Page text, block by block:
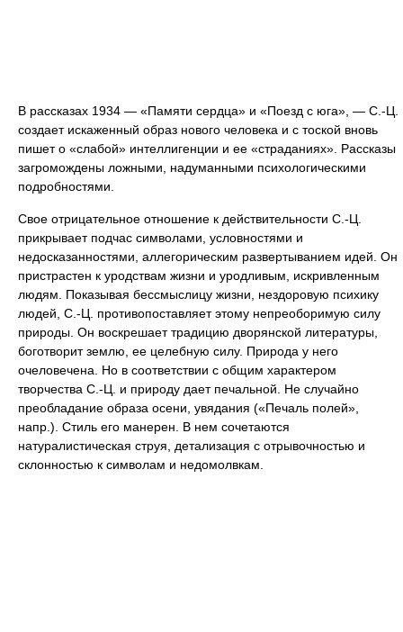
В рассказах 1934 — «Памяти сердца» и «Поезд с юга», — С.-Ц.
создает искаженный образ нового человека и с тоской вновь
пишет о «слабой» интеллигенции и ее «страданиях». Рассказы
загромождены ложными, надуманными психологическими
подробностями.
Свое отрицательное отношение к действительности С.-Ц.
прикрывает подчас символами, условностями и
недосказанностями, аллегорическим развертыванием идей. Он
пристрастен к уродствам жизни и уродливым, искривленным
людям. Показывая бессмыслицу жизни, нездоровую психику
людей, С.-Ц. противопоставляет этому непреоборимую силу
природы. Он воскрешает традицию дворянской литературы,
боготворит землю, ее целебную силу. Природа у него
очеловечена. Но в соответствии с общим характером
творчества С.-Ц. и природу дает печальной. Не случайно
преобладание образа осени, увядания («Печаль полей»,
напр.). Стиль его манерен. В нем сочетаются
натуралистическая струя, детализация с отрывочностью и
склонностью к символам и недомолвкам.